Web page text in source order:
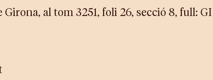
al tom 3251, foli 26, secció 8, full: